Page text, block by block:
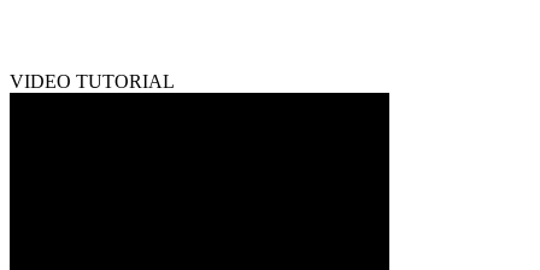
VIDEO TUTORIAL